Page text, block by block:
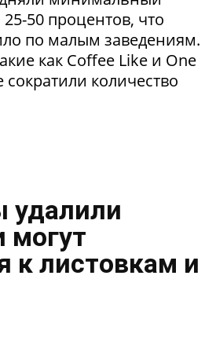
50 процентов, что
по малым заведениям.
как Coffee Like и One
сократили количество
удалили
могут
к листовкам и